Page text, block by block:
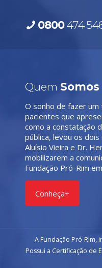
0800474
Quem Somos
O sonho de fazer
pacientes que
como a constatação
pública, levou os
Aluísio Vieira e Dr.
mobilizarem a
Fundação Pró-Rim
Conheça+
A Fundação Pró-Rim,
Possui a Certificação de